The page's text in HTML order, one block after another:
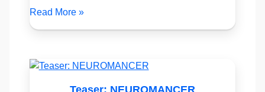
Read More »
Teaser: NEUROMANCER